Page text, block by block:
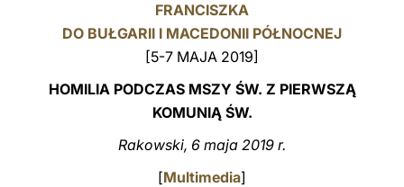
FRANCISZKA
DO BUŁGARII I MACEDONII PÓŁNOCNEJ
[5-7 MAJA 2019]
HOMILIA PODCZAS MSZY ŚW. Z PIERWSZĄ
KOMUNIĄ ŚW.
Rakowski, 6 maja 2019 r.
[Multimedia]